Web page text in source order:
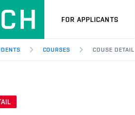
FOR APPLICANTS
COURSES COUSE DETAIL